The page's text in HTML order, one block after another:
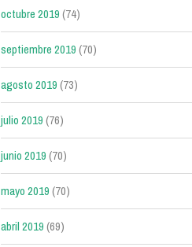
octubre 2019(74)
septiembre 2019(70)
agosto 2019(73)
julio 2019(76)
junio 2019(70)
mayo 2019(70)
abril 2019(69)